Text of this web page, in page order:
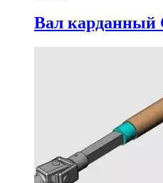
Вал карданный